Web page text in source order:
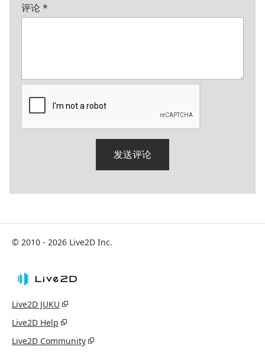
评论*
© 2010 - 2026 Live2D Inc.
Live2D JUKU
Live2D Help
Live2D Community